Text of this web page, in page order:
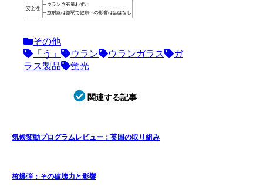
安全性
– ウラン含有量わずか
– 放射線は微弱で健康への影響はほぼなし
その他
「う」
ウラン ウランガラス
ガ
ラス製品
蛍光
関連する記事
気候変動プログラムレビュー：英国の取り組み
核爆弾：その破壊力と影響